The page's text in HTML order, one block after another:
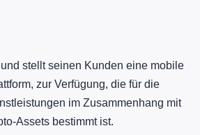
stellt seinen Kunden eine mobile
zur Verfügung, die für die
im Zusammenhang mit
Assets bestimmt ist.